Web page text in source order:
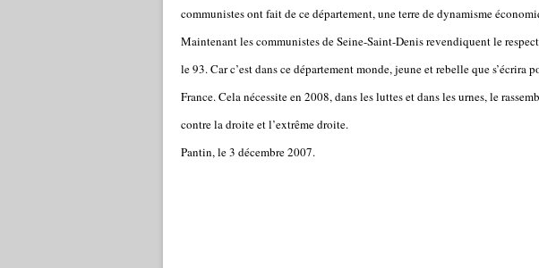
communistes ont fait de ce département, une terre de dynamisme
Maintenant les communistes de Seine-Saint-Denis revendiquent le
le 93. Car c’est dans ce département monde, jeune et rebelle que s’écrira
France. Cela nécessite en 2008, dans les luttes et dans les urnes, le
contre la droite et l’extrême droite.
Pantin, le 3 décembre 2007.